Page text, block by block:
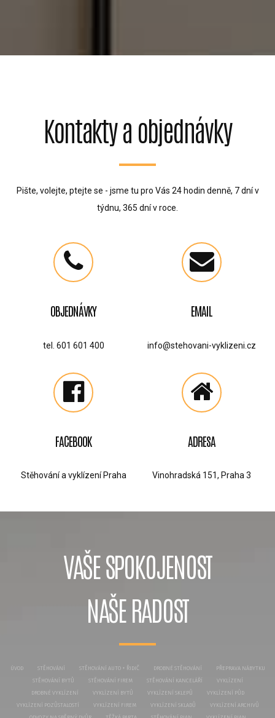
Kontakty a objednávky
Pište, volejte, ptejte se - jsme tu pro Vás 24 hodin denně, 7 dní v
týdnu, 365 dní v roce.
OBJEDNÁVKY
tel. 601 601 400
EMAIL
info@stehovani-vyklizeni.cz
FACEBOOK
Stěhování a vyklízení Praha
ADRESA
Vinohradská 151, Praha 3
VAŠE SPOKOJENOST
NAŠE RADOST
ÚVOD STĚHOVÁNÍ STĚHOVÁNÍ AUTO + ŘIDIČ DROBNÉ STĚHOVÁNÍ
PŘEPRAVA NÁBYTKU
STĚHOVÁNÍ BYTŮ
STĚHOVÁNÍ FIREM STĚHOVÁNÍ KANCELÁŘÍ
VYKLÍZENÍ
DROBNÉ VYKLÍZENÍ
VYKLÍZENÍ BYTŮ VYKLÍZENÍ SKLEPŮ
VYKLÍZENÍ PŮD
VYKLÍZENÍ POZŮSTALOSTÍ
VYKLÍZENÍ FIREM VYKLÍZENÍ SKLADŮ
VYKLÍZENÍ ARCHIVŮ